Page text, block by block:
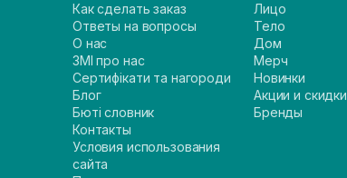
Как сделать заказ
Ответы на вопросы
О нас
ЗМІ про нас
Сертифікати та нагороди
Блог
Бюті словник
Контакты
Условия использования
сайта
Лицо
Тело
Дом
Мерч
Новинки
Акции и скидки
Бренды